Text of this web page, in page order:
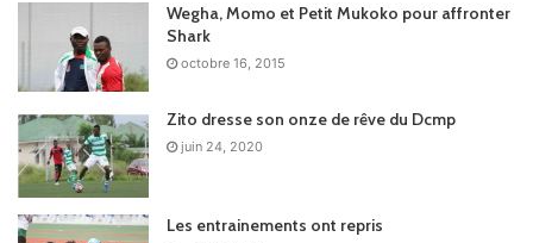
Wegha, Momo et Petit Mukoko pour affronter
Shark
octobre 16, 2015
Zito dresse son onze de rêve du Dcmp
juin 24, 2020
Les entrainements ont repris